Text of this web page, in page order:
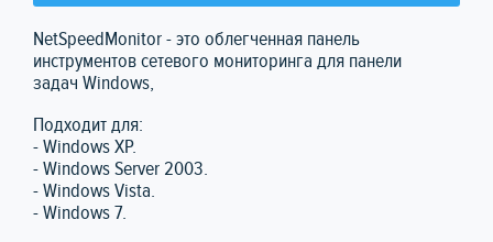
NetSpeedMonitor - это облегченная панель
инструментов сетевого мониторинга для панели
задач Windows,
Подходит для:
- Windows XP.
- Windows Server 2003.
- Windows Vista.
- Windows 7.